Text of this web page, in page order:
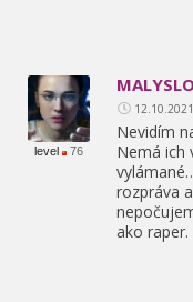
level 76
Nevidím
Nemá ich
rozpráva
ako raper.